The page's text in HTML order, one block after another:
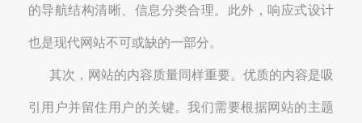
的导航结构清晰、信息分类合理。此外，响应式设计
也是现代网站不可或缺的一部分。
其次，网站的内容质量同样重要。优质的内容是吸
引用户并留住用户的关键。我们需要根据网站的主题